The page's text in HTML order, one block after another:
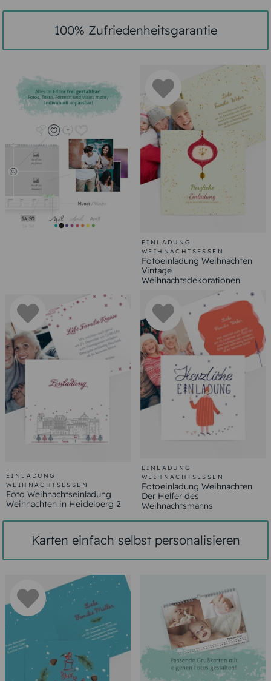
100% Zufriedenheitsgarantie
EINLADUNG
WEIHNACHTSESSEN
Fotoeinladung Weihnachten
Vintage
Weihnachtsdekorationen
EINLADUNG
WEIHNACHTSESSEN
Foto Weihnachtseinladung
Weihnachten in Heidelberg 2
EINLADUNG
WEIHNACHTSESSEN
Fotoeinladung Weihnachten
Der Helfer des
Weihnachtsmanns
Karten einfach selbst personalisieren